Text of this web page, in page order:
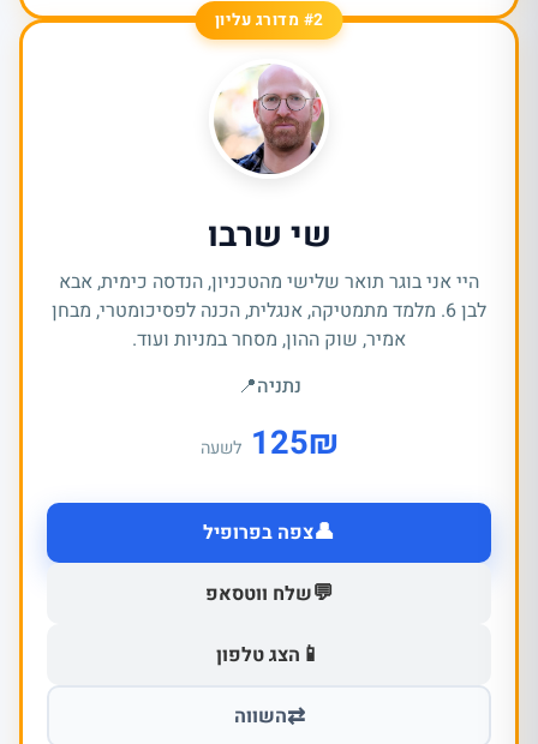
#2 מדורג עליון
שי שרבו
היי אני בוגר תואר שלישי מהטכניון, הנדסה כימית, אבא
לבן 6. מלמד מתמטיקה, אנגלית, הכנה לפסיכומטרי, מבחן
אמיר, שוק ההון, מסחר במניות ועוד.
נתניה📍
₪
125 לשעה
👤צפה בפרופיל
💬שלח ווטסאפ
📱 הצג טלפון
⇄השווה